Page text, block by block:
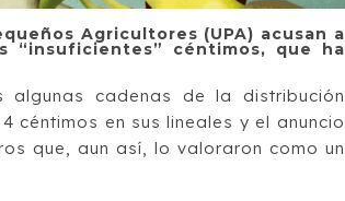
Agricultores (UPA) acusan a
“insuficientes” céntimos, que ha
algunas cadenas de la distribución
céntimos en sus lineales y el anuncio
que, aun así, lo valoraron como un